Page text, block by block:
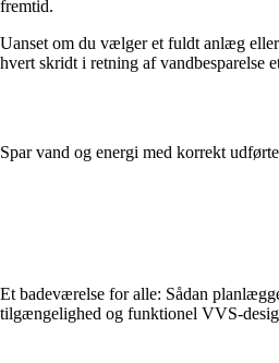
fremtid.
Uanset om du vælger et fuldt anlæg
hvert skridt i retning af vandbesparelse
Spar vand og energi med korrekt
Et badeværelse for alle: Sådan
tilgængelighed og funktionel VVS-